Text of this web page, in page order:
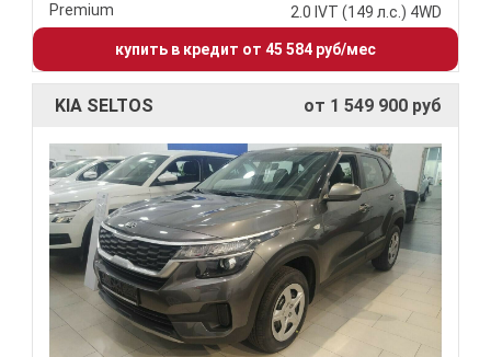
Premium 2.0 IVT (149 л.с.) 4WD
купить в кредит от 45 584 руб/мес
KIA SELTOS от 1 549 900 руб